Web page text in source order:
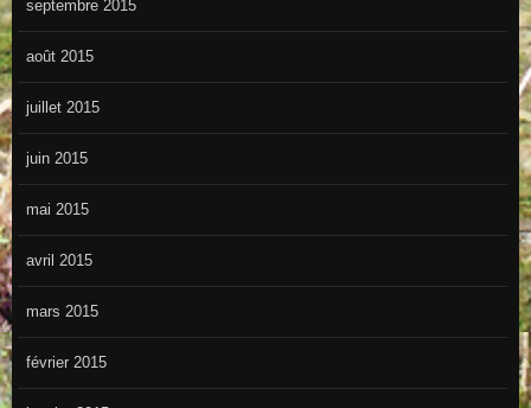
septembre 2015
août 2015
juillet 2015
juin 2015
mai 2015
avril 2015
mars 2015
février 2015